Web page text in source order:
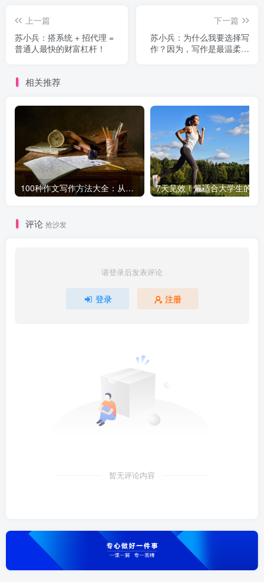
上一篇
苏小兵：搭系统 + 招代理 =
普通人最快的财富杠杆！
下一篇
苏小兵：为什么我要选择写
作？因为，写作是最温柔也
相关推荐
100种作文写作方法大全：从基础到高级，轻松提升写作水平！
评论 抢沙发
请登录后发表评论
登录 注册
暂无评论内容